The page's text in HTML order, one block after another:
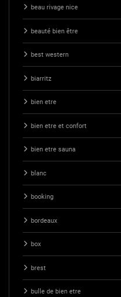
beau rivage nice
beauté bien être
best western
biarritz
bien etre
bien etre et confort
bien etre sauna
blanc
booking
bordeaux
box
brest
bulle de bien etre